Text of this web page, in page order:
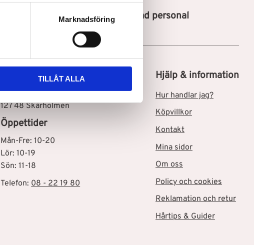
Marknadsföring
TILLÅT ALLA
Utbildad personal
Vår butik i Skärholmen C
Storholmsgatan 3
127 48 Skärholmen
Öppettider
Mån-Fre: 10-20
Lör: 10-19
Sön: 11-18
Telefon: 08 - 22 19 80
Hjälp & information
Hur handlar jag?
Köpvillkor
Kontakt
Mina sidor
Om oss
Policy och cookies
Reklamation och retur
Hårtips & Guider